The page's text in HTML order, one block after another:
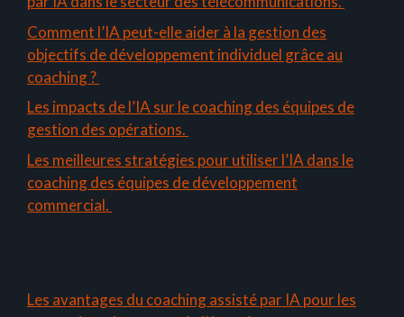
Comment l’IA peut-elle aider à la gestion des
objectifs de développement individuel grâce au
coaching ?
Les impacts de l’IA sur le coaching des équipes de
gestion des opérations.
Les meilleures stratégies pour utiliser l’IA dans le
coaching des équipes de développement
commercial.
Les avantages du coaching assisté par IA pour les